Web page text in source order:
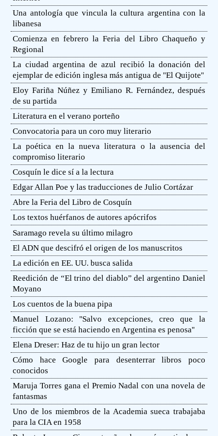
Una antología que vincula la cultura argentina con la
libanesa
Comienza en febrero la Feria del Libro Chaqueño y
Regional
La ciudad argentina de azul recibió la donación del
ejemplar de edición inglesa más antigua de ''El Quijote''
Eloy Fariña Núñez y Emiliano R. Fernández, después
de su partida
Literatura en el verano porteño
Convocatoria para un coro muy literario
La poética en la nueva literatura o la ausencia del
compromiso literario
Cosquín le dice sí a la lectura
Edgar Allan Poe y las traducciones de Julio Cortázar
Abre la Feria del Libro de Cosquín
Los textos huérfanos de autores apócrifos
Saramago revela su último milagro
El ADN que descifró el origen de los manuscritos
La edición en EE. UU. busca salida
Reedición de “El trino del diablo” del argentino Daniel
Moyano
Los cuentos de la buena pipa
Manuel Lozano: ''Salvo excepciones, creo que la
ficción que se está haciendo en Argentina es penosa''
Elena Dreser: Haz de tu hijo un gran lector
Cómo hace Google para desenterrar libros poco
conocidos
Maruja Torres gana el Premio Nadal con una novela de
fantasmas
Uno de los miembros de la Academia sueca trabajaba
para la CIA en 1958